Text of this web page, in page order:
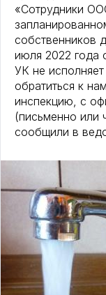
«Сотрудники
собственников
июля 2022 года
УК не
обратиться к
инспекцию, с
(письменно
сообщили в